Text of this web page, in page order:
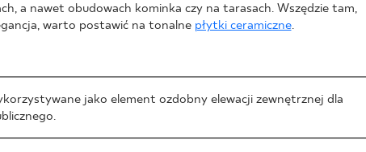
a nawet obudowach kominka czy na tarasach. Wszędzie tam,
warto postawić na tonalne płytki ceramiczne.
jako element ozdobny elewacji zewnętrznej dla